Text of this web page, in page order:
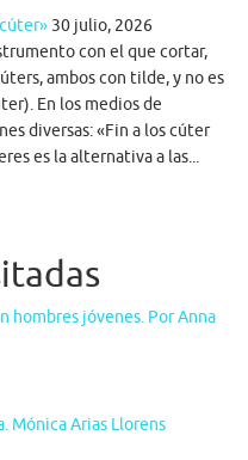
30 julio, 2026
con el que cortar,
ambos con tilde, y no es
En los medios de
diversas: «Fin a los cúter
es la alternativa a las...
hombres jóvenes. Por Anna
Mónica Arias Llorens